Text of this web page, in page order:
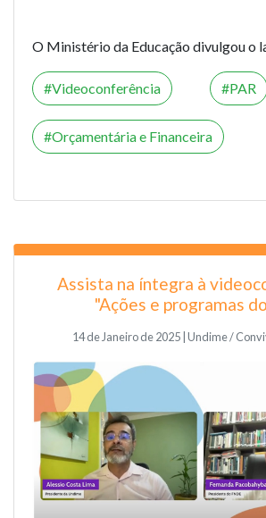
O Ministério da Educação divulgou o
Videoconferência PAR
Orçamentária e Financeira
Assista na íntegra à
"Ações e programas
14 de Janeiro de 2025 | Undime /